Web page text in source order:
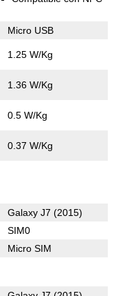
Micro USB
1.25 W/Kg
1.36 W/Kg
0.5 W/Kg
0.37 W/Kg
Galaxy J7 (2015)
SIM0
Micro SIM